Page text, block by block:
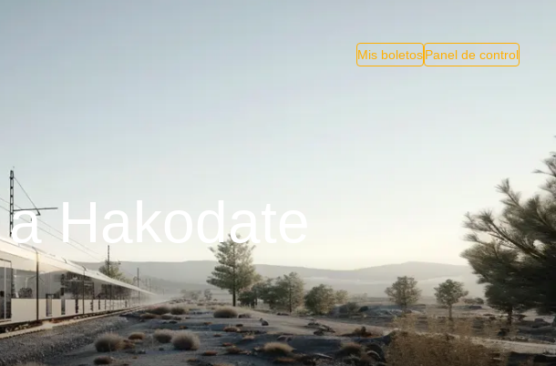
Mis boletosPanel de control
Hakodate